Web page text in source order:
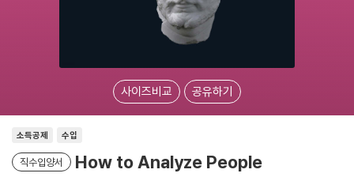
사이즈비교 공유하기
소득공제 수입
직수입양서 How to Analyze People